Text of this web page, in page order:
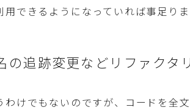
用できるようになっていれば事足りま
の追跡変更などリファクタ
わけでもないのですが、コードを全